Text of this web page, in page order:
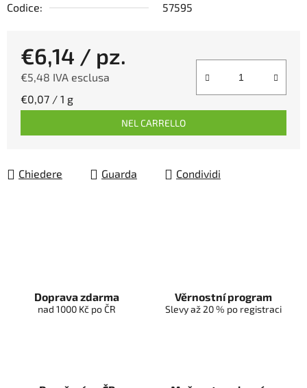
Codice:
57595
€6,14 / pz.
€5,48 IVA esclusa
Prezzo della misura:
€0,07 / 1 g
NEL CARRELLO
Chiedere Guarda Condividi
Doprava zdarma
nad 1000 Kč po ČR
Věrnostní program
Slevy až 20 % po registraci